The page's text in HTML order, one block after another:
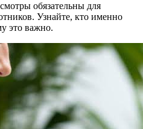
обязательны для
Узнайте, кто именно
это важно.